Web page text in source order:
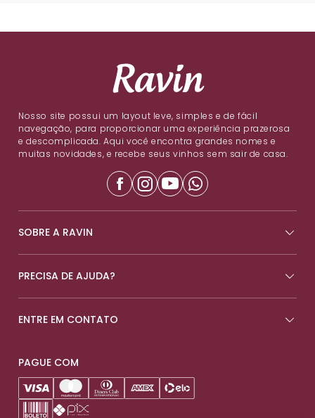
Nosso site possui um layout leve, simples e de fácil
navegação, para proporcionar uma experiência prazerosa
e descomplicada. Aqui você encontra grandes nomes e
muitas novidades, e recebe seus vinhos sem sair de casa.
SOBRE A RAVIN
PRECISA DE AJUDA?
ENTRE EM CONTATO
PAGUE COM